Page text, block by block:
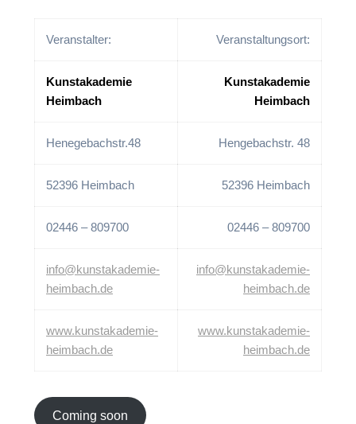
Veranstalter: Veranstaltungsort:
Kunstakademie
Heimbach
Kunstakademie
Heimbach
Henegebachstr.48 Hengebachstr. 48
52396 Heimbach 52396 Heimbach
02446 – 809700 02446 – 809700
info@kunstakademie-
heimbach.de
info@kunstakademie-
heimbach.de
www.kunstakademie-
heimbach.de
www.kunstakademie-
heimbach.de
Coming soon